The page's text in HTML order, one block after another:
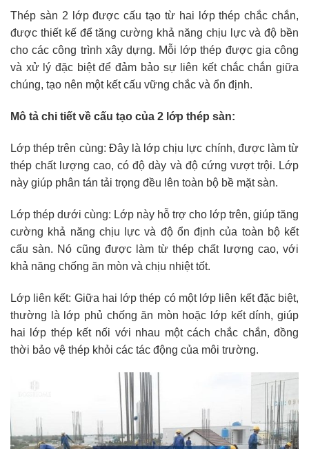
Thép sàn 2 lớp được cấu tạo từ hai lớp thép chắc chắn,
được thiết kế để tăng cường khả năng chịu lực và độ bền
cho các công trình xây dựng. Mỗi lớp thép được gia công
và xử lý đặc biệt để đảm bảo sự liên kết chắc chắn giữa
chúng, tạo nên một kết cấu vững chắc và ổn định.
Mô tả chi tiết về cấu tạo của 2 lớp thép sàn:
Lớp thép trên cùng: Đây là lớp chịu lực chính, được làm từ
thép chất lượng cao, có độ dày và độ cứng vượt trội. Lớp
này giúp phân tán tải trọng đều lên toàn bộ bề mặt sàn.
Lớp thép dưới cùng: Lớp này hỗ trợ cho lớp trên, giúp tăng
cường khả năng chịu lực và độ ổn định của toàn bộ kết
cấu sàn. Nó cũng được làm từ thép chất lượng cao, với
khả năng chống ăn mòn và chịu nhiệt tốt.
Lớp liên kết: Giữa hai lớp thép có một lớp liên kết đặc biệt,
thường là lớp phủ chống ăn mòn hoặc lớp kết dính, giúp
hai lớp thép kết nối với nhau một cách chắc chắn, đồng
thời bảo vệ thép khỏi các tác động của môi trường.